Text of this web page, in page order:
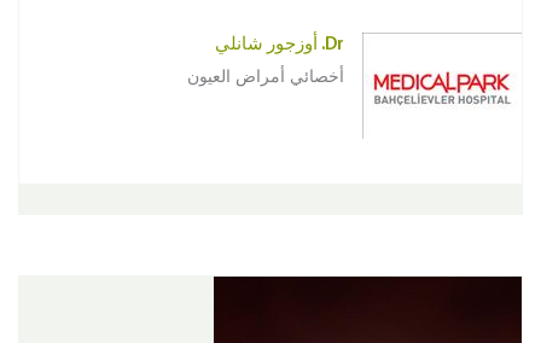
Dr. أوزجور شانلي
أخصائي أمراض العيون